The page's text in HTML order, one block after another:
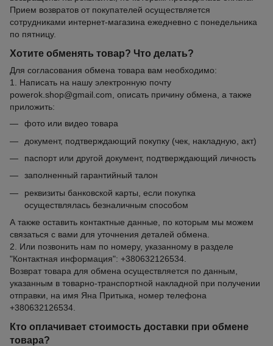
Прием возвратов от покупателей осуществляется
сотрудниками интернет-магазина ежедневно с понедельника
по пятницу.
Хотите обменять товар? Что делать?
Для согласования обмена товара вам необходимо:
1. Написать на нашу электронную почту
powerok.shop@gmail.com, описать причину обмена, а также
приложить:
фото или видео товара
документ, подтверждающий покупку (чек, накладную, акт)
паспорт или другой документ, подтверждающий личность
заполненный гарантийный талон
реквизиты банковской карты, если покупка
осуществлялась безналичным способом
А также оставить контактные данные, по которым мы можем
связаться с вами для уточнения деталей обмена.
2. Или позвонить нам по номеру, указанному в разделе
"Контактная информация": +380632126534.
Возврат товара для обмена осуществляется по данным,
указанным в товарно-транспортной накладной при получении
отправки, на имя Яна Притыка, номер телефона
+380632126534.
Кто оплачивает стоимость доставки при обмене
товара?